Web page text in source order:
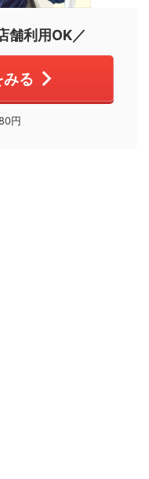
舗利用OK／
みる
円